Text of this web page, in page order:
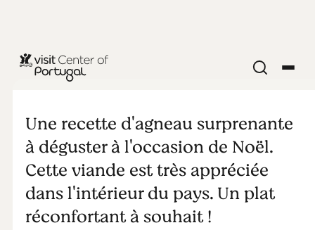
Agneau rôti
avec riz au
four
Une recette d'agneau surprenante
à déguster à l'occasion de Noël.
Cette viande est très appréciée
dans l'intérieur du pays. Un plat
réconfortant à souhait !